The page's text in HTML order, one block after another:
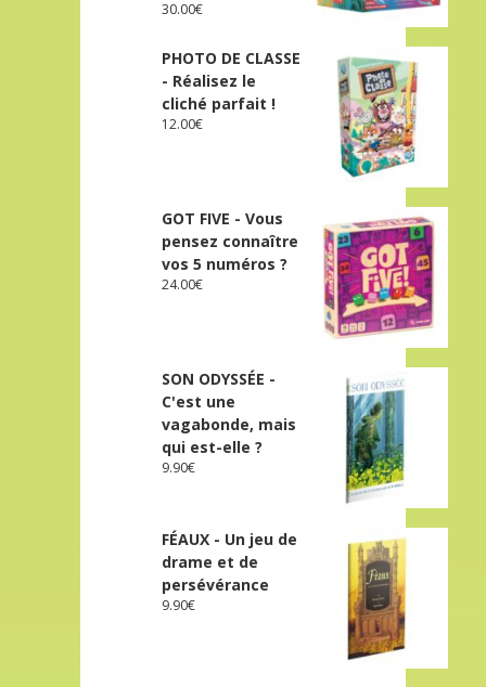
30.00€
PHOTO DE CLASSE
- Réalisez le
cliché parfait !
12.00€
GOT FIVE - Vous
pensez connaître
vos 5 numéros ?
24.00€
SON ODYSSÉE -
C'est une
vagabonde, mais
qui est-elle ?
9.90€
FÉAUX - Un jeu de
drame et de
persévérance
9.90€